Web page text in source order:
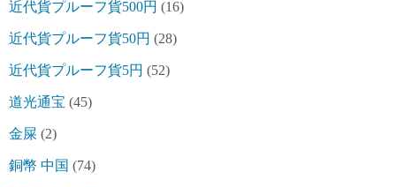
近代貨プルーフ貨500円 (16)
近代貨プルーフ貨50円 (28)
近代貨プルーフ貨5円 (52)
道光通宝 (45)
金屎 (2)
銅幣 中国 (74)